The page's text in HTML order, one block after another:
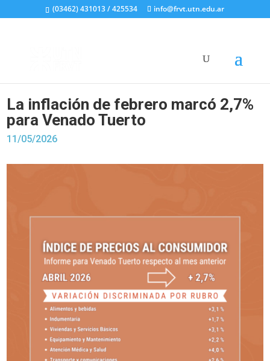
(03462) 431013 / 425534 info@frvt.utn.edu.ar
La inflación de febrero marcó 2,7%
para Venado Tuerto
11/05/2026